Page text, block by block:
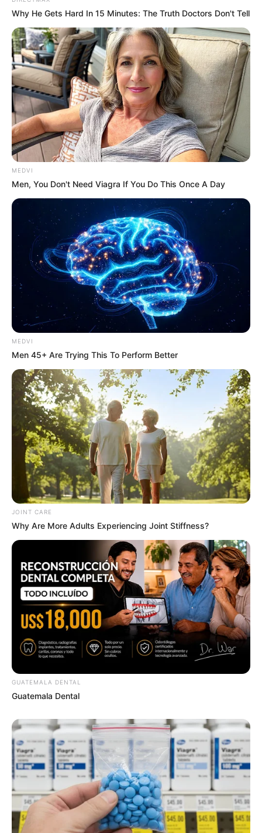
Why Did He Leave At The Peak Of This Show's Run?
BRAINBERRIES
17 Rare Churches Underground That Still Exist
BRAINBERRIES
15 Things You Do Everyday That The Bible Forbids:
Are You Guilty?
BRAINBERRIES
Remember The Justin Timberlake Moment That
Defined The 2000s?
BRAINBERRIES
The World Cup 2026 Facts Fans Can't Stop Talking
About
BRAINBERRIES
Why He Gets Hard In 15 Minutes: The Truth Doctors Don't Tell
MEDVI
Men, You Don't Need Viagra If You Do This Once A Day
MEDVI
Men 45+ Are Trying This To Perform Better
JOINT CARE
Why Are More Adults Experiencing Joint Stiffness?
GUATEMALA DENTAL
Guatemala Dental